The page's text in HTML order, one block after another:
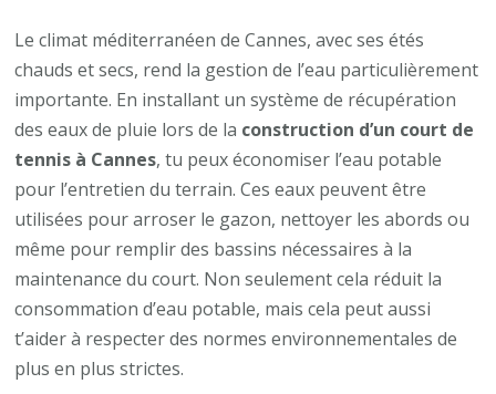
Le climat méditerranéen de Cannes, avec ses étés
chauds et secs, rend la gestion de l’eau particulièrement
importante. En installant un système de récupération
des eaux de pluie lors de la construction d’un court de
tennis à Cannes, tu peux économiser l’eau potable
pour l’entretien du terrain. Ces eaux peuvent être
utilisées pour arroser le gazon, nettoyer les abords ou
même pour remplir des bassins nécessaires à la
maintenance du court. Non seulement cela réduit la
consommation d’eau potable, mais cela peut aussi
t’aider à respecter des normes environnementales de
plus en plus strictes.